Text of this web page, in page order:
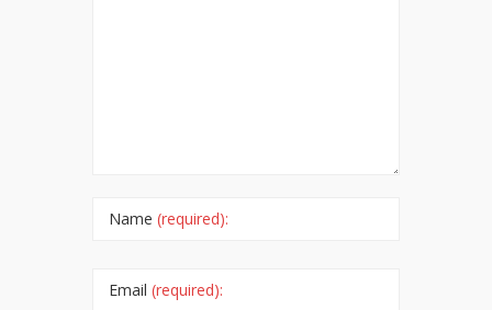
Name (required):
Email (required):